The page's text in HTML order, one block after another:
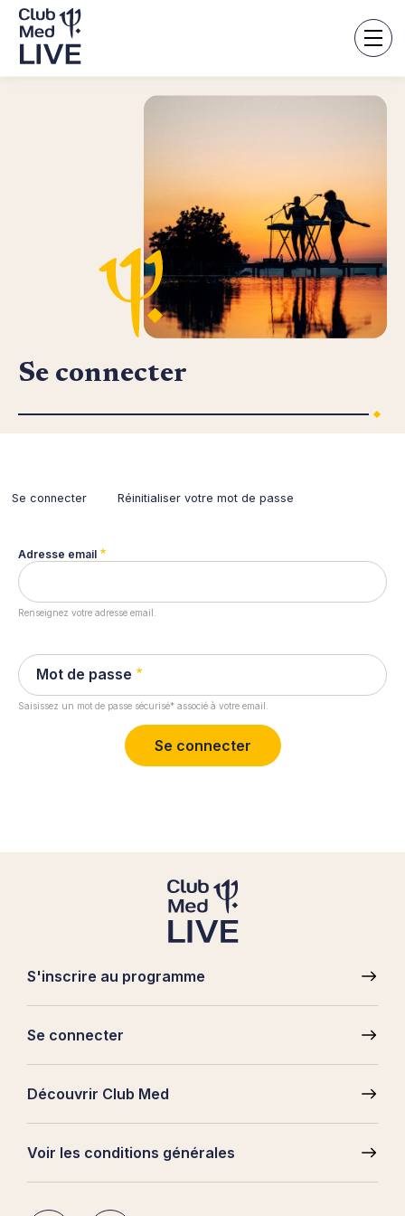
Aller
contenu
principal
Se connecter
Se connecter(ongletRéinitialiser votre mot de passe
Adresse email
Renseignez votre adresse email.
Mot de passe
Saisissez un mot de passe sécurisé* associé à votre email.
page
S'inscrire au programme
Se connecter
Découvrir Club Med
Voir les conditions générales